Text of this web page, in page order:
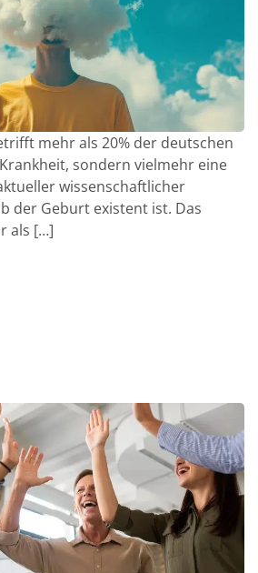
mehr als 20% der deutschen
sondern vielmehr eine
wissenschaftlicher
der Geburt existent ist. Das
als […]